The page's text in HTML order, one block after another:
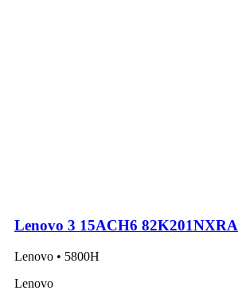
Lenovo 3 15ACH6 82K201NXRA
Lenovo • 5800H
Lenovo